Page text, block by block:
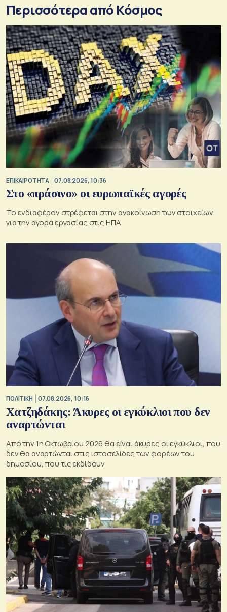
Περισσότερα από Κόσμος
ΕΠΙΚΑΙΡΟΤΗΤΑ 07.08.2026, 10:36
Στο «πράσινο» οι ευρωπαϊκές αγορές
Το ενδιαφέρον στρέφεται στην ανακοίνωση των στοιχείων
για την αγορά εργασίας στις ΗΠΑ
ΠΟΛΙΤΙΚΗ 07.08.2026, 10:16
Χατζηδάκης: Άκυρες οι εγκύκλιοι που δεν
αναρτώνται
Από την 1η Οκτωβρίου 2026 θα είναι άκυρες οι εγκύκλιοι, που
δεν θα αναρτώνται στις ιστοσελίδες των φορέων του
δημοσίου, που τις εκδίδουν